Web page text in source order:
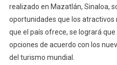
realizado en Mazatlán, Sinaloa,
oportunidades que los
que el país ofrece, se logrará
opciones de acuerdo con los
del turismo mundial.